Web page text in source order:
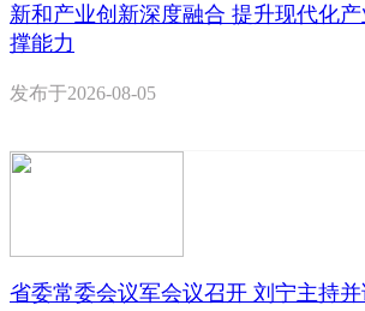
新和产业创新深度融合 提升现代化
撑能力
发布于2026-08-05
省委常委会议军会议召开 刘宁主持